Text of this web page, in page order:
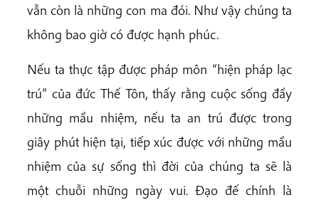
vẫn còn là những con ma đói. Như vậy chúng ta
không bao giờ có được hạnh phúc.
Nếu ta thực tập được pháp môn “hiện pháp lạc
trú” của đức Thế Tôn, thấy rằng cuộc sống đầy
những mầu nhiệm, nếu ta an trú được trong
giây phút hiện tại, tiếp xúc được với những mầu
nhiệm của sự sống thì đời của chúng ta sẽ là
một chuỗi những ngày vui. Đạo đế chính là